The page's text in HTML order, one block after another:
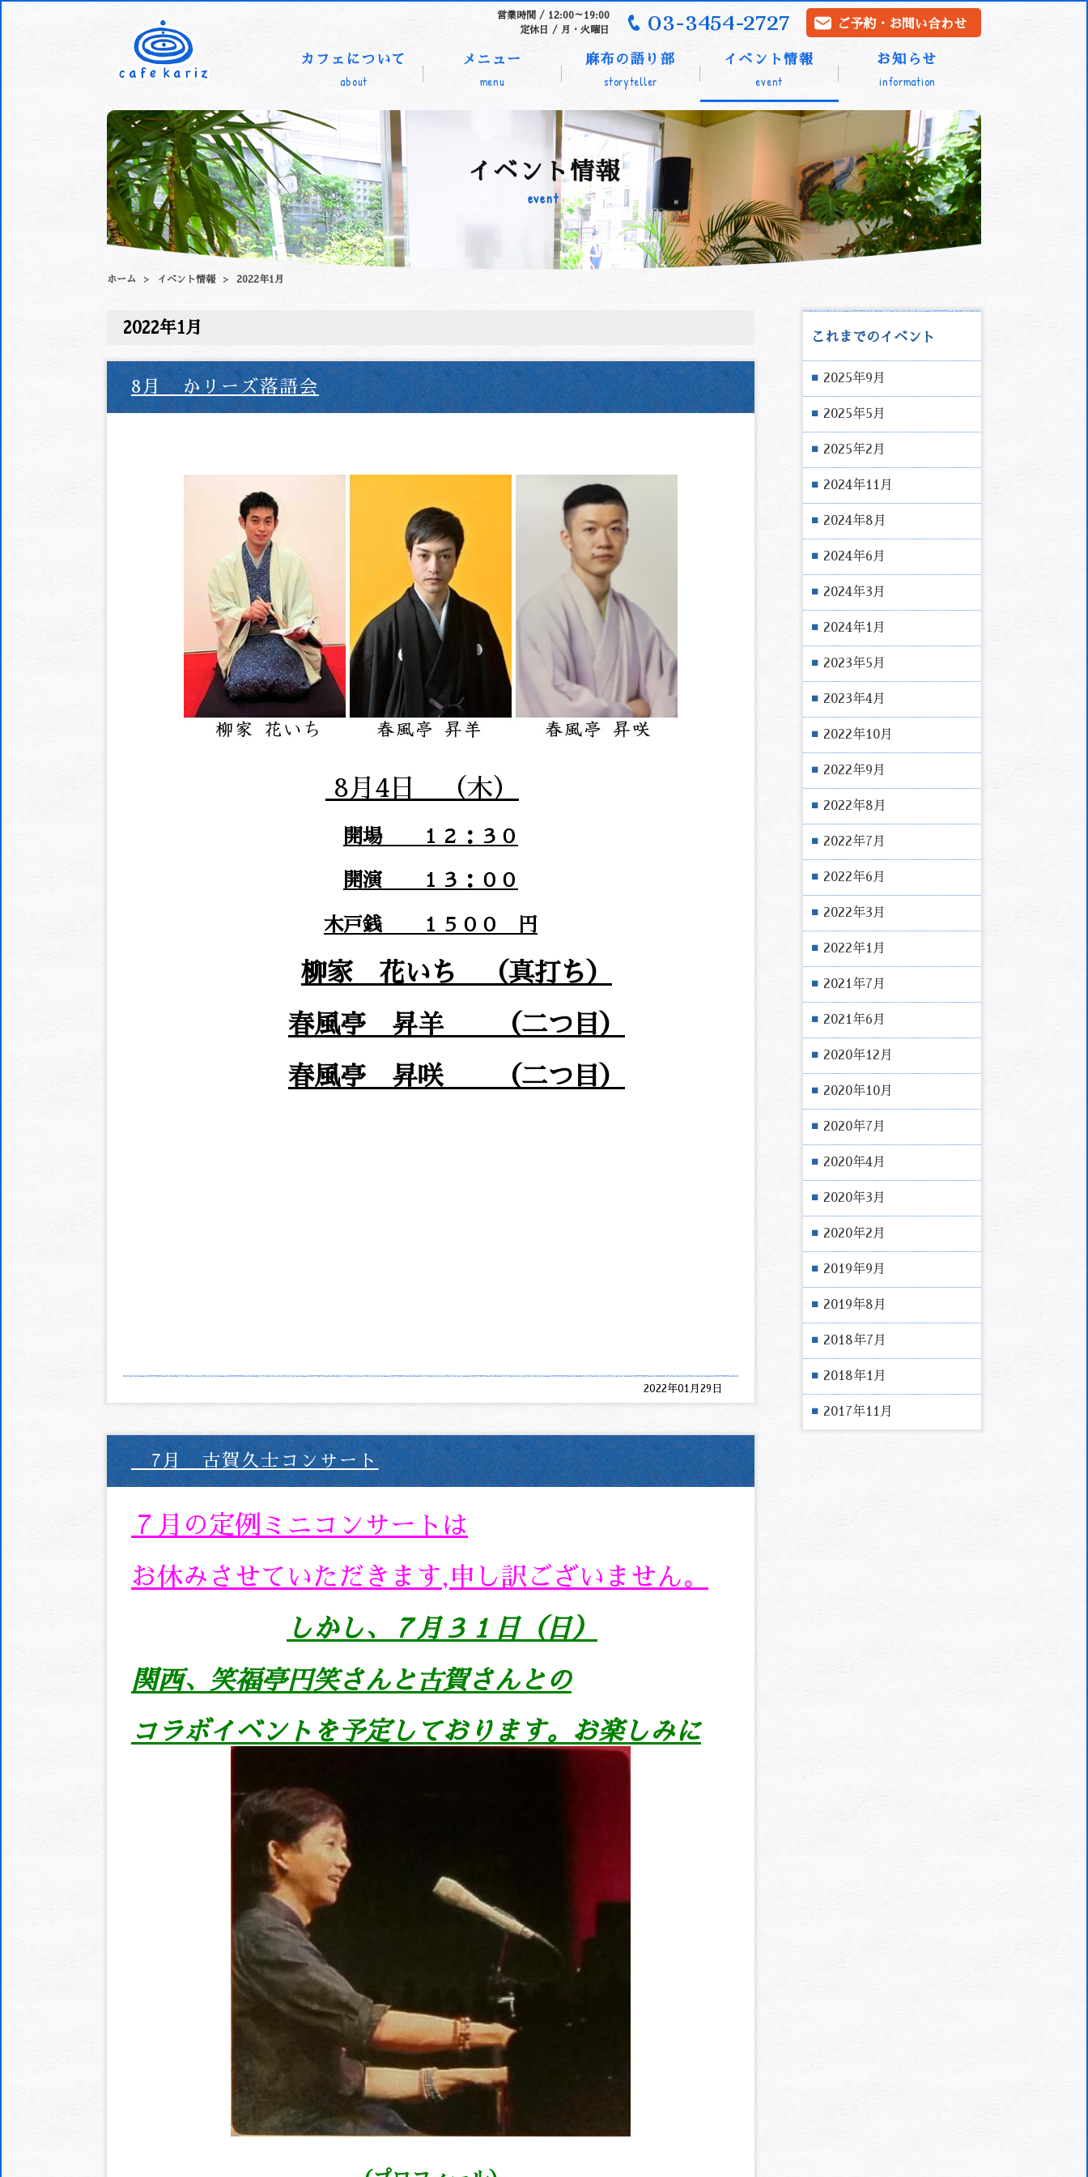
ご予約・お問い合わせ
03-3454-2727
営業時間 / 12:00～19:00
定休日 / 月・火曜日
カフェについて
about
メニュー
menu
麻布の語り部
storyteller
イベント情報
event
お知らせ
information
イベント情報
event
ホーム イベント情報 2022年1月
2022年1月
8月 かリーズ落語会
8月4日 （木）
開場 １２：３０
開演 １３：００
木戸銭 １５００ 円
柳家 花いち （真打ち）
春風亭 昇羊 （二つ目）
春風亭 昇咲 （二つ目）
2022年01月29日
7月 古賀久士コンサート
７月の定例ミニコンサートは
お休みさせていただきます, 申し訳ございません。
しかし、７月３１日（日）
関西、笑福亭円笑さんと古賀さんとの
コラボイベントを予定しております。お楽しみに
これまでのイベント
2025年9月
2025年5月
2025年2月
2024年11月
2024年8月
2024年6月
2024年3月
2024年1月
2023年5月
2023年4月
2022年10月
2022年9月
2022年8月
2022年7月
2022年6月
2022年3月
2022年1月
2021年7月
2021年6月
2020年12月
2020年10月
2020年7月
2020年4月
2020年3月
2020年2月
2019年9月
2019年8月
2018年7月
2018年1月
2017年11月